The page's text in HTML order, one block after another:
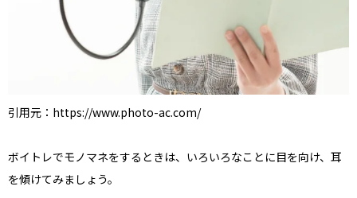
引用元：https://www.photo-ac.com/
ボイトレでモノマネをするときは、いろいろなことに目を向け、耳
を傾けてみましょう。